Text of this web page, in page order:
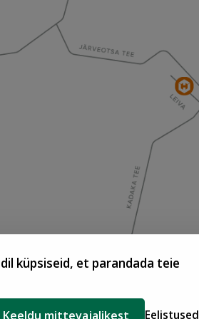
küpsiseid, et parandada teie
Keeldu mittevajalikest Eelistused